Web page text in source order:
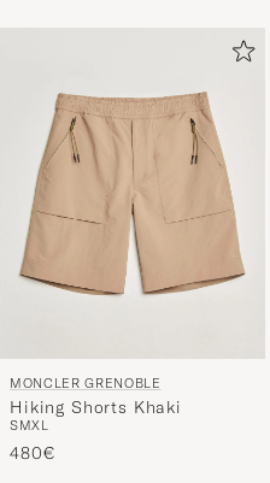
MONCLER GRENOBLE
Hiking Shorts Khaki
SMXL
480€